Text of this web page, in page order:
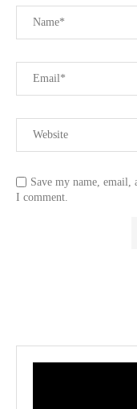
Save my name,
I comment.